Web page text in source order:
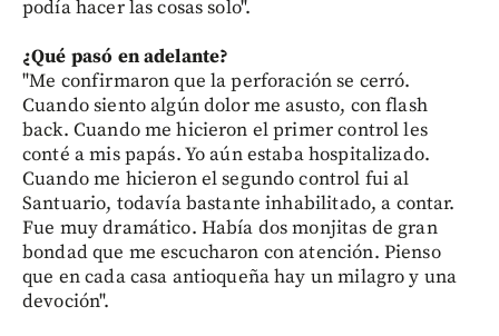
podía hacer las cosas solo".
¿Qué pasó en adelante?
"Me confirmaron que la perforación se cerró.
Cuando siento algún dolor me asusto, con flash
back. Cuando me hicieron el primer control les
conté a mis papás. Yo aún estaba hospitalizado.
Cuando me hicieron el segundo control fui al
Santuario, todavía bastante inhabilitado, a contar.
Fue muy dramático. Había dos monjitas de gran
bondad que me escucharon con atención. Pienso
que en cada casa antioqueña hay un milagro y una
devoción".